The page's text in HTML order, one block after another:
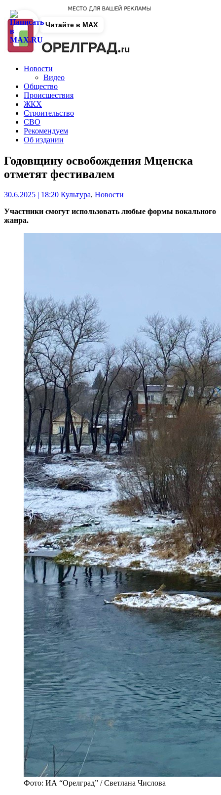
Новости
Видео
Общество
Происшествия
ЖКХ
Строительство
СВО
Рекомендуем
Об издании
Годовщину освобождения Мценска
отметят фестивалем
30.6.2025 | 18:20 Культура, Новости
Участники смогут использовать любые формы вокального
жанра.
Фото: ИА “Орелград” / Светлана Числова
Читайте в MAX